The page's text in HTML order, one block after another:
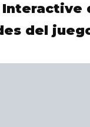
del